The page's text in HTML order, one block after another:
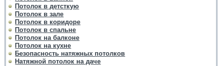
Потолок в детсткую
Потолок в зале
Потолок в коридоре
Потолок в спальне
Потолок на балконе
Потолок на кухне
Безопасность натяжных потолков
Натяжной потолок на даче